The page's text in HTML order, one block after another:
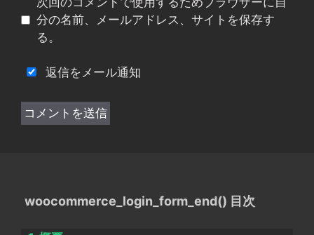
分の名前、メールアドレス、サイトを保存す
る。
返信をメール通知
woocommerce_login_form_end() 目次